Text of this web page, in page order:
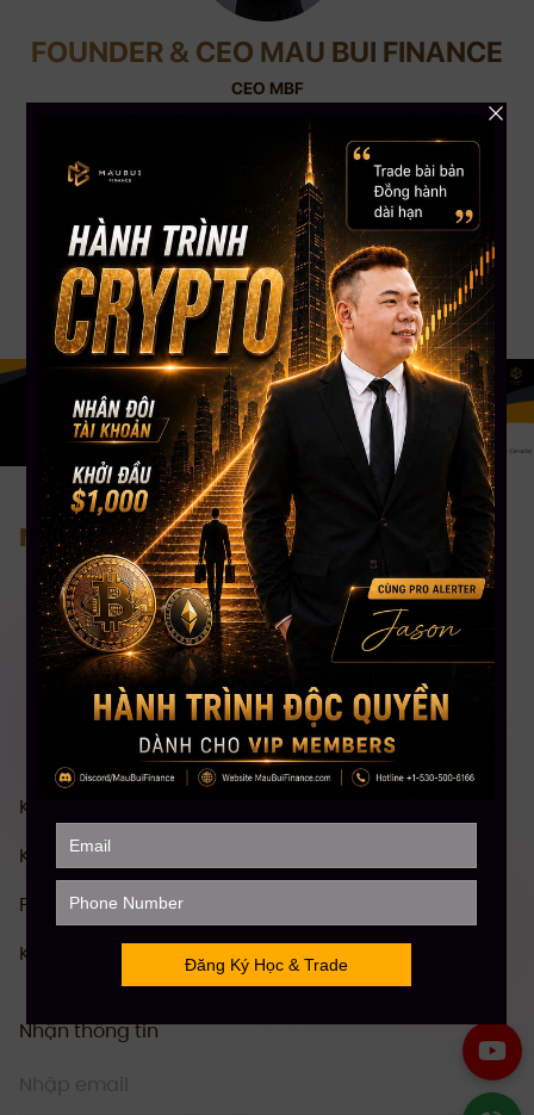
FOUNDER & CEO MAU BUI FINANCE
CEO MBF
Với kinh nghiệm chinh chiến gần 12 năm Trading Crypto và 8 năm Trading
Stock USA. CEO Mau Bui sở hữu số lượng học viên trên toàn cầu lên đến
gần 5000+, kênh Youtube đạt Nút Bạc với hơn 108,000 Subscribers. CEO
Mau Bui sẽ là người coaching hướng dẫn, chia sẻ kinh nghiệm & đồng hành
phù hợp nhất cho bạn.
Nơi tiếp cận đầu tư bài bản nhất
Khóa Học Chứng khoán Mỹ Toàn diện
Khóa Học Đầu tư Crypto Toàn diện
Phân Tích Kỹ Thuật (TA)
Khóa Học Stock Future Trading
Nhận thông tin